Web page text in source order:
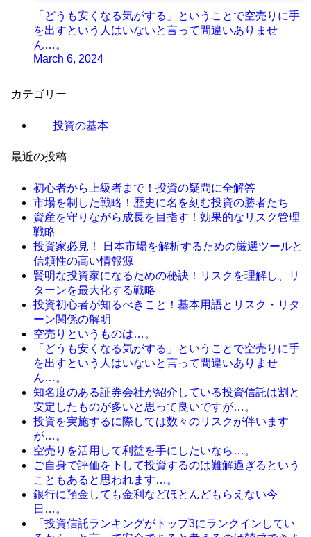
「どうも安くなる気がする」ということで空売りに手
を出すという人はいないと言って間違いありませ
ん…。
March 6, 2024
カテゴリー
投資の基本
最近の投稿
初心者から上級者まで！投資の疑問に全解答
市場を制した戦略！歴史に名を刻む投資の勝者たち
資産を守りながら成長を目指す！効果的なリスク管理
戦略
投資家必見！ 日本市場を解析するための厳選ツールと
信頼性の高い情報源
賢明な投資家になるための秘訣！リスクを理解し、リ
ターンを最大化する戦略
投資初心者が知るべきこと！基本用語とリスク・リタ
ーン関係の解明
空売りというものは…。
「どうも安くなる気がする」ということで空売りに手
を出すという人はいないと言って間違いありませ
ん…。
知名度のある証券会社が紹介している投資信託は割と
安定したものが多いと思って良いですが…。
投資を実施するに際しては数々のリスクが伴います
が…。
空売りを活用して利益を手にしたいなら…。
ご自身で評価を下して投資するのは難解過ぎるという
こともあると思われます…。
銀行に預金しても金利などほとんどもらえない今
日…。
「投資信託ランキングがトップ3にランクインしてい